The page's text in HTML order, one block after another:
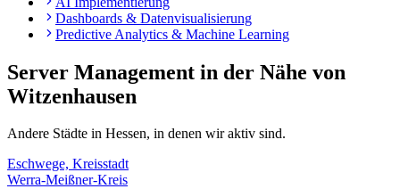
Dashboards & Datenvisualisierung
Predictive Analytics & Machine Learning
Server Management in der Nähe von
Witzenhausen
Andere Städte in Hessen, in denen wir aktiv sind.
Eschwege, Kreisstadt
Werra-Meißner-Kreis